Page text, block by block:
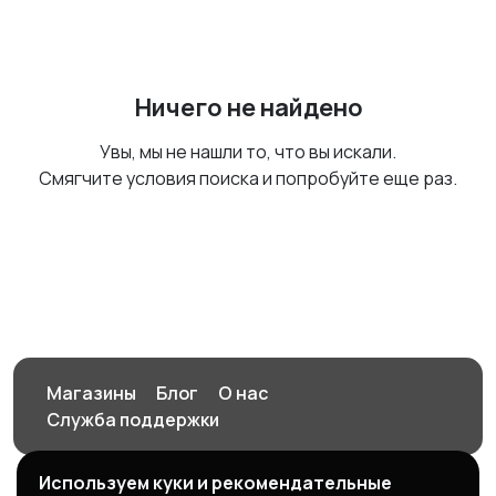
Ничего не найдено
Увы, мы не нашли то, что вы искали.
Смягчите условия поиска и попробуйте еще раз.
Магазины Блог
О нас
Служба поддержки
Используем куки и рекомендательные